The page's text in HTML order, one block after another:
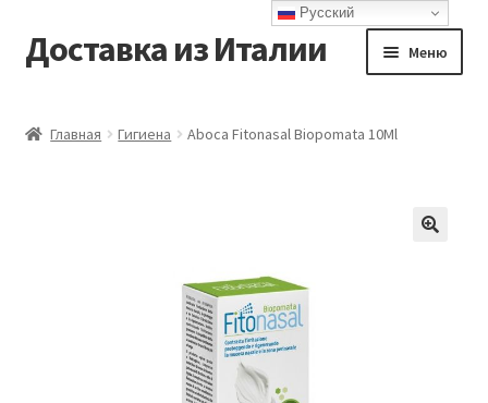
Перейти
к
Перейти
к
Доставка из Италии Меню
Главная Гигиена Aboca Fitonasal Biopomata 10Ml
Русский